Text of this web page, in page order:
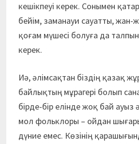
кешікпеуі керек. Сонымен
бейім, заманауи сауатты, жан-
қоғам мүшесі болуға да
керек.
Иә, әлімсақтан біздің қазақ
байлықтың мұрагері болып
бірде-бір елінде жоқ бай ауыз
мол фольклоры – ойдан
дүние емес. Көзінің